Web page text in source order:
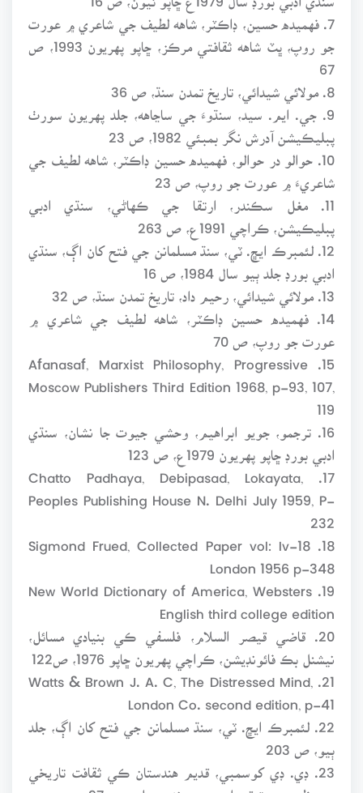
7. فهميده حسين، ڊاڪٽر، شاهه لطيف جي شاعري ۾ عورت
9. جي. ايم. سيد، سنڌوءَ جي ساڃاهه، جلد پهريون سورٺ
پبليڪيشن آدرش نگر بمبئي 1982، ص 23
10. حوالو در حوالو، فهميده حسين ڊاڪٽر، شاهه لطيف جي
شاعريءَ ۾ عورت جو روپ، ص 23
11. مغل سڪندر، ارتقا جي ڪهاڻي، سنڌي ادبي
پبليڪيشن، ڪراچي 1991ع، ص 263
12. لئمبرڪ ايڇ. ٽي، سنڌ مسلمانن جي فتح کان اڳ، سنڌي
ادبي بورڊ جلد ٻيو سال 1984، ص 16
13. مولائي شيدائي، رحيم داد، تاريخ تمدن سنڌ، ص 32
14. فهميده حسين ڊاڪٽر، شاهه لطيف جي شاعري ۾
15. Afanasaf, Marxist Philosophy, Progressive
Moscow Publishers Third Edition 1968, p-93, 107,
119
16. ترجمو، جويو ابراهيم، وحشي جيوت جا نشان، سنڌي
ادبي بورڊ ڇاپو پهريون 1979ع، ص 123
Peoples Publishing House N. Delhi July 1959, P-
18. Sigmond Frued, Collected Paper vol: Iv-18
London 1956 p-348
19. New World Dictionary of America, Websters
20. قاضي قيصر السلام، فلسفي ڪي بنيادي مسائل،
نيشنل بڪ فائونڊيشن، ڪراچي پهريون ڇاپو 1976، ص122
21. Watts & Brown J. A. C, The Distressed Mind,
London Co. second edition, p-41
22. لئمبرڪ ايڇ. ٽي، سنڌ مسلمانن جي فتح کان اڳ، جلد
23. ڊي. ڊي کوسمبي، قديم هندستان ڪي ثقافت تاريخي
پسمنظر مين، ترقي اردو بورڊ نئي دهلي، ص 97